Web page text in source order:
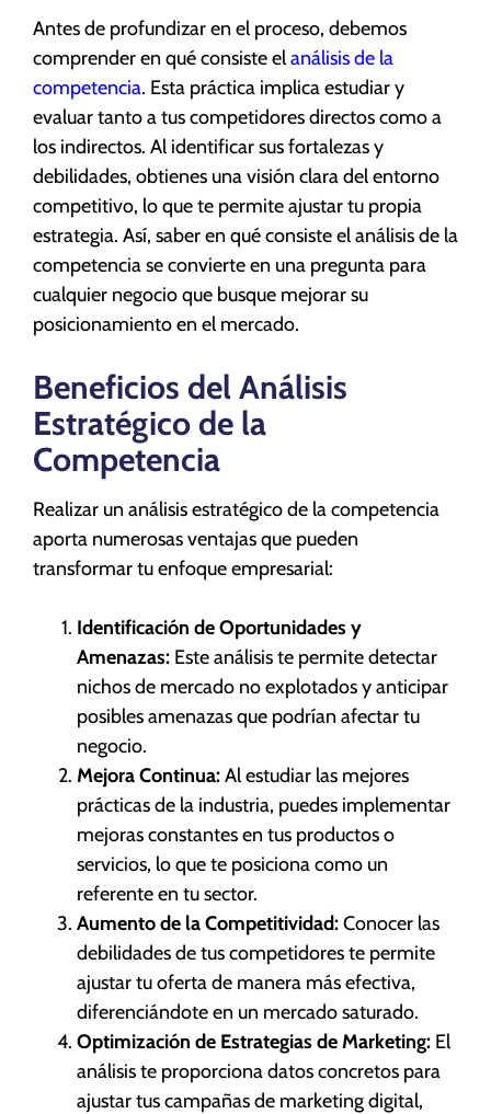
Antes de profundizar en el proceso, debemos
comprender en qué consiste elanálisis de la
competencia. Esta práctica implica estudiar y
evaluar tanto a tus competidores directos como a
los indirectos. Al identificar sus fortalezas y
debilidades, obtienes una visión clara del entorno
competitivo, lo que te permite ajustar tu propia
estrategia. Así, saber en qué consiste el análisis de la
competencia se convierte en una pregunta para
cualquier negocio que busque mejorar su
posicionamiento en el mercado.
Beneficios del Análisis
Estratégico de la
Competencia
Realizar un análisis estratégico de la competencia
aporta numerosas ventajas que pueden
transformar tu enfoque empresarial:
Identificación de Oportunidades y
Amenazas: Este análisis te permite detectar
nichos de mercado no explotados y anticipar
posibles amenazas que podrían afectar tu
negocio.
Mejora Continua:Al estudiar las mejores
prácticas de la industria, puedes implementar
mejoras constantes en tus productos o
servicios, lo que te posiciona como un
referente en tu sector.
Aumento de la Competitividad:Conocer las
debilidades de tus competidores te permite
ajustar tu oferta de manera más efectiva,
diferenciándote en un mercado saturado.
Optimización de Estrategias de Marketing: El
análisis te proporciona datos concretos para
ajustar tus campañas de marketing digital,